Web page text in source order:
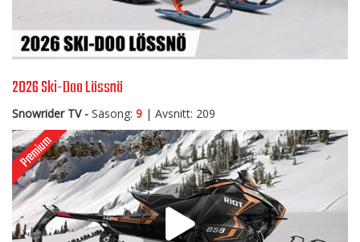
2026 Ski-Doo Lössnö
Snowrider TV - Säsong: 9 | Avsnitt: 209